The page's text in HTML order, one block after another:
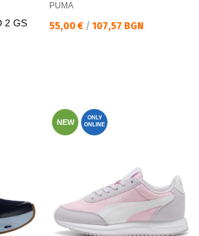
2 GS
PUMA
Текуща цена:
55,00 € / 107,57 BGN
NEW
ONLY
ONLINE